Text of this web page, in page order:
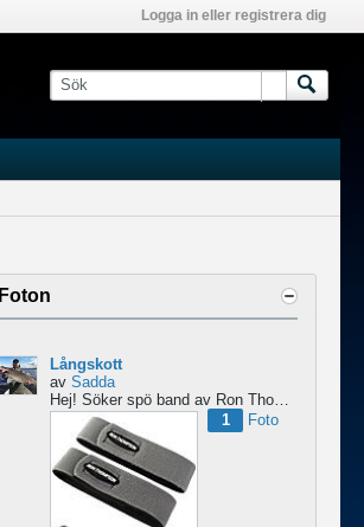
Logga in eller registrera dig
Foton
Långskott
av Sadda
Hej! Söker spö band av Ron Thompson. Är de bara i hyfsat skick så köper jag gärna ett par....
1
Foto